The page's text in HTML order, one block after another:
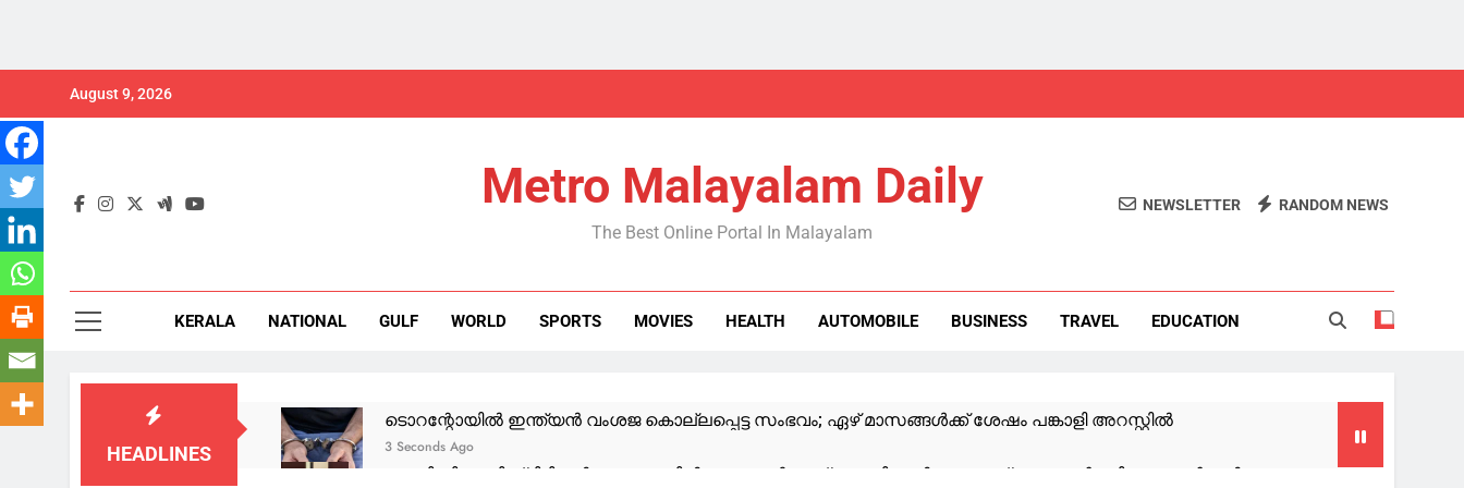
content
August 9, 2026
Metro Malayalam Daily
The Best Online Portal In Malayalam
NEWSLETTER RANDOM NEWS
KERALA NATIONAL GULF WORLD SPORTS MOVIES HEALTH AUTOMOBILE BUSINESS TRAVEL EDUCATION
HEADLINES
ടൊറന്റോയിൽ ഇന്ത്യന്‍ വംശജ കൊല്ലപ്പെട്ട സംഭവം; ഏഴ് മാസങ്ങൾക്ക് ശേഷം പങ്കാളി അറസ്റ്റിൽ
3 Seconds Ago
ആയങ്കി നിരവധി ക്രിമിനൽ കേസുകളിൽ പെട്ടയാൾ, ജാമ്യം ലഭിച്ചാൽ കുറ്റകൃത്യം ആവർത്തിക്കും; അർജുൻ